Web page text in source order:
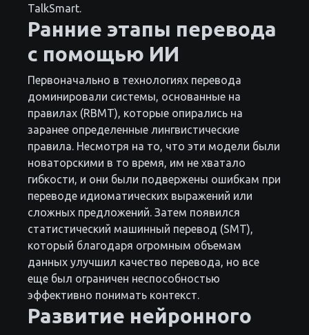
TalkSmart.
Ранние этапы перевода
с помощью ИИ
Первоначально в технологиях перевода
доминировали системы, основанные на
правилах (RBMT), которые опирались на
заранее определенные лингвистические
правила. Несмотря на то, что эти модели были
новаторскими в то время, им не хватало
гибкости, и они были подвержены ошибкам при
переводе идиоматических выражений или
сложных предложений. Затем появился
статистический машинный перевод (SMT),
который благодаря огромным объемам
данных улучшил качество перевода, но все
еще был ограничен неспособностью
эффективно понимать контекст.
Развитие нейронного